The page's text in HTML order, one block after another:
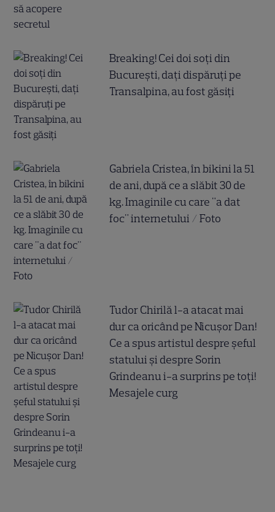
Breaking! Cei doi soți din
București, dați dispăruți pe
Transalpina, au fost găsiți
Gabriela Cristea, în bikini la 51
de ani, după ce a slăbit 30 de
kg. Imaginile cu care "a dat
foc" internetului / Foto
Tudor Chirilă l-a atacat mai
dur ca oricând pe Nicușor Dan!
Ce a spus artistul despre șeful
statului și despre Sorin
Grindeanu i-a surprins pe toți!
Mesajele curg